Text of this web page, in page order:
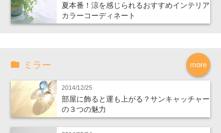
夏本番！涼を感じられるおすすめインテリア
カラーコーディネート
more
ミラー
2014/12/25
部屋に飾ると運も上がる？サンキャッチャー
の３つの魅力